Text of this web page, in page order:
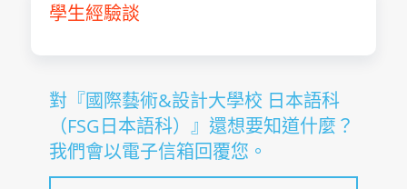
學生經驗談
對『國際藝術&設計大學校 日本語科
（FSG日本語科）』還想要知道什麼？
我們會以電子信箱回覆您。